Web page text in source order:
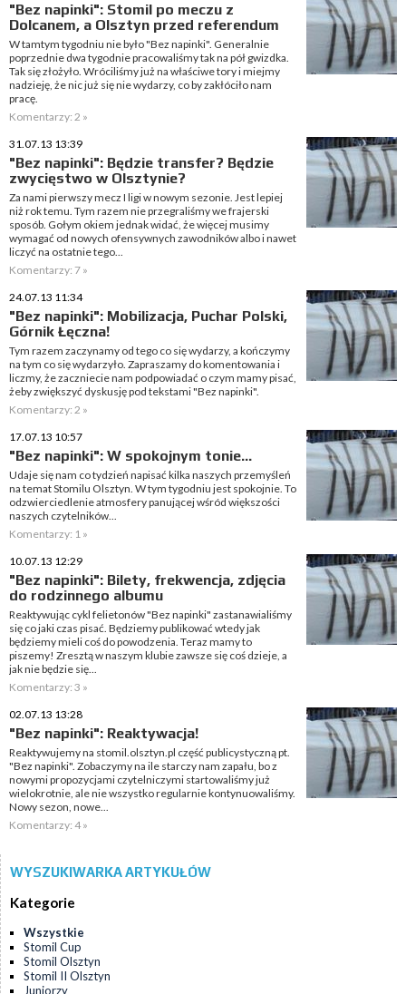
"Bez napinki": Stomil po meczu z
Dolcanem, a Olsztyn przed referendum
W tamtym tygodniu nie było "Bez napinki". Generalnie
poprzednie dwa tygodnie pracowaliśmy tak na pół gwizdka.
Tak się złożyło. Wróciliśmy już na właściwe tory i miejmy
nadzieję, że nic już się nie wydarzy, co by zakłóciło nam
pracę.
Komentarzy: 2 »
31.07.13 13:39
"Bez napinki": Będzie transfer? Będzie
zwycięstwo w Olsztynie?
Za nami pierwszy mecz I ligi w nowym sezonie. Jest lepiej
niż rok temu. Tym razem nie przegraliśmy we frajerski
sposób. Gołym okiem jednak widać, że więcej musimy
wymagać od nowych ofensywnych zawodników albo i nawet
liczyć na ostatnie tego...
Komentarzy: 7 »
24.07.13 11:34
"Bez napinki": Mobilizacja, Puchar Polski,
Górnik Łęczna!
Tym razem zaczynamy od tego co się wydarzy, a kończymy
na tym co się wydarzyło. Zapraszamy do komentowania i
liczmy, że zaczniecie nam podpowiadać o czym mamy pisać,
żeby zwiększyć dyskusję pod tekstami "Bez napinki".
Komentarzy: 2 »
17.07.13 10:57
"Bez napinki": W spokojnym tonie...
Udaje się nam co tydzień napisać kilka naszych przemyśleń
na temat Stomilu Olsztyn. W tym tygodniu jest spokojnie. To
odzwierciedlenie atmosfery panującej wśród większości
naszych czytelników...
Komentarzy: 1 »
10.07.13 12:29
"Bez napinki": Bilety, frekwencja, zdjęcia
do rodzinnego albumu
Reaktywując cykl felietonów "Bez napinki" zastanawialiśmy
się co jaki czas pisać. Będziemy publikować wtedy jak
będziemy mieli coś do powodzenia. Teraz mamy to
piszemy! Zresztą w naszym klubie zawsze się coś dzieje, a
jak nie będzie się...
Komentarzy: 3 »
02.07.13 13:28
"Bez napinki": Reaktywacja!
Reaktywujemy na stomil.olsztyn.pl część publicystyczną pt.
"Bez napinki". Zobaczymy na ile starczy nam zapału, bo z
nowymi propozycjami czytelniczymi startowaliśmy już
wielokrotnie, ale nie wszystko regularnie kontynuowaliśmy.
Nowy sezon, nowe...
Komentarzy: 4 »
WYSZUKIWARKA ARTYKUŁÓW
Kategorie
Wszystkie
Stomil Cup
Stomil Olsztyn
Stomil II Olsztyn
Juniorzy